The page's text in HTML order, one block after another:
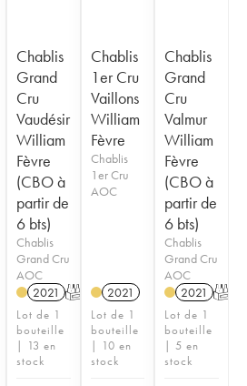
Chablis
Grand
Cru
Vaudésir
William
Fèvre
(CBO à
partir de
6 bts)
Chablis
Grand Cru
AOC
2021 T
Lot de 1
bouteille
| 13 en
stock
Chablis
1er Cru
Vaillons
William
Fèvre
Chablis
1er Cru
AOC
2021
Lot de 1
bouteille
| 10 en
stock
Chablis
Grand
Cru
Valmur
William
Fèvre
(CBO à
partir de
6 bts)
Chablis
Grand Cru
AOC
2021 T
Lot de 1
bouteille
| 5 en
stock